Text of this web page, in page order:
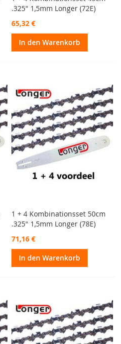
.325" 1,5mm Longer (72E)
65,32 €
In den Warenkorb
1 + 4 Kombinationsset 50cm
.325" 1,5mm Longer (78E)
71,16 €
In den Warenkorb